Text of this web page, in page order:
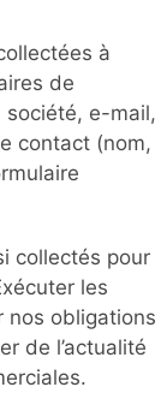
à
de
société, e-mail,
contact (nom,
collectés pour
les
nos obligations
de l’actualité